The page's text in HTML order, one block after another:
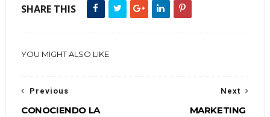
SHARE THIS
YOU MIGHT ALSO LIKE
Next
MARKETING
Previous
CONOCIENDO LA